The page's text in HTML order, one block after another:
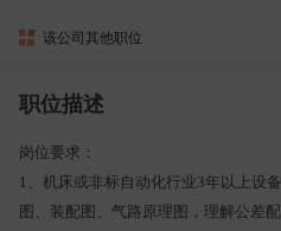
该公司其他职位
职位描述
岗位要求：
1、机床或非标自动化行业3年以上设
图、装配图、气路原理图，理解公差配